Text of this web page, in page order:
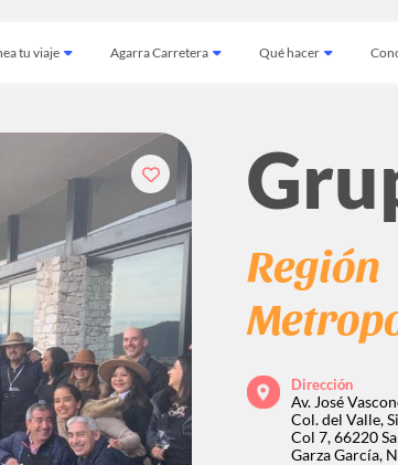
tu viaje Agarra Carretera Qué hacer
Región
Dirección
Av. José
Col. del Valle,
Col 7, 66220
Garza García,